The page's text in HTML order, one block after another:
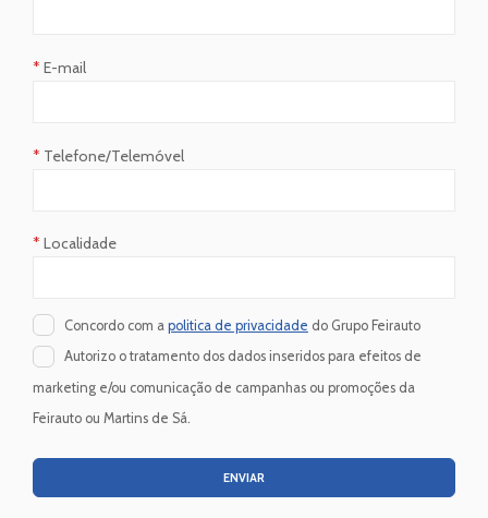
* E-mail
* Telefone/Telemóvel
* Localidade
Concordo com a politica de privacidade do Grupo Feirauto
Autorizo o tratamento dos dados inseridos para efeitos de
marketing e/ou comunicação de campanhas ou promoções da
Feirauto ou Martins de Sá.
ENVIAR